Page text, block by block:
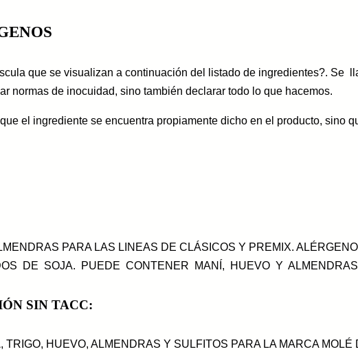
que se visualizan a continuación del listado de ingredientes?.
normas de inocuidad, sino también declarar todo lo que hacemos.
el ingrediente se encuentra propiamente dicho en el producto, sino
PARA LAS LINEAS DE CLÁSICOS Y PREMIX.
DE SOJA. PUEDE CONTENER MANÍ, HUEVO Y
SIN TACC:
HUEVO, ALMENDRAS Y SULFITOS PARA LA MARCA